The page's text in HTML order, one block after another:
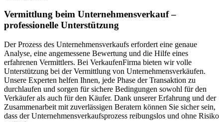
Vermittlung beim Unternehmensverkauf –
professionelle Unterstützung
Der Prozess des Unternehmensverkaufs erfordert eine genaue
Analyse, eine angemessene Bewertung und die Hilfe eines
erfahrenen Vermittlers. Bei VerkaufenFirma bieten wir volle
Unterstützung bei der Vermittlung von Unternehmensverkäufen.
Unsere Experten helfen Ihnen, jede Phase der Transaktion zu
durchlaufen und sorgen für sichere Bedingungen sowohl für den
Verkäufer als auch für den Käufer. Dank unserer Erfahrung und der
Zusammenarbeit mit zuverlässigen Beratern können Sie sicher sein,
dass der Unternehmensverkaufsprozess reibungslos und ohne Risiko